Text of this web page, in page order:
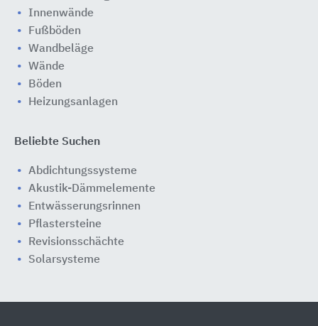
Innenwände
Fußböden
Wandbeläge
Wände
Böden
Heizungsanlagen
Beliebte Suchen
Abdichtungssysteme
Akustik-Dämmelemente
Entwässerungsrinnen
Pflastersteine
Revisionsschächte
Solarsysteme